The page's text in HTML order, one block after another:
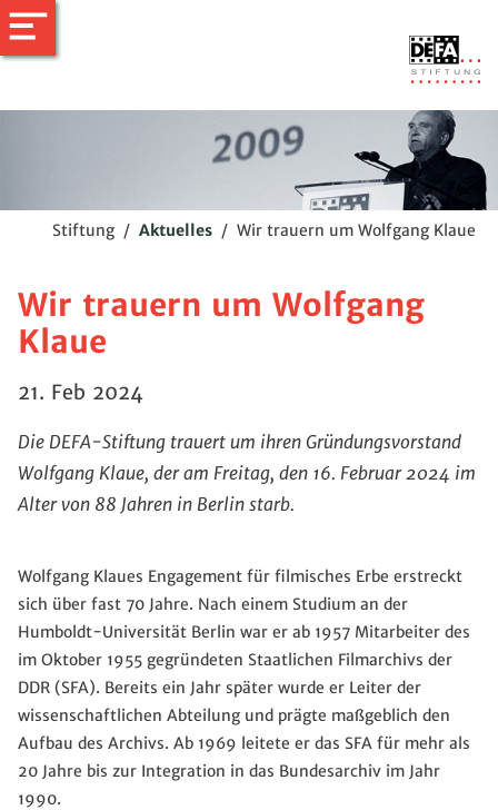
Stiftung / Aktuelles / Wir trauern um Wolfgang Klaue
Wir trauern um Wolfgang
Klaue
21. Feb 2024
Die DEFA-Stiftung trauert um ihren Gründungsvorstand
Wolfgang Klaue, der am Freitag, den 16. Februar 2024 im
Alter von 88 Jahren in Berlin starb.
Wolfgang Klaues Engagement für filmisches Erbe erstreckt
sich über fast 70 Jahre. Nach einem Studium an der
Humboldt-Universität Berlin war er ab 1957 Mitarbeiter des
im Oktober 1955 gegründeten Staatlichen Filmarchivs der
DDR (SFA). Bereits ein Jahr später wurde er Leiter der
wissenschaftlichen Abteilung und prägte maßgeblich den
Aufbau des Archivs. Ab 1969 leitete er das SFA für mehr als
20 Jahre bis zur Integration in das Bundesarchiv im Jahr
1990.